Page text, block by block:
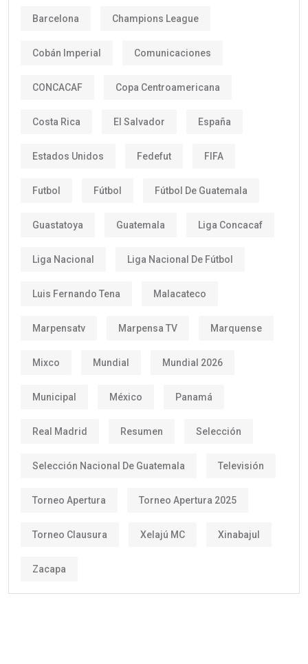
Barcelona Champions League
Cobán Imperial Comunicaciones
CONCACAF Copa Centroamericana
Costa Rica El Salvador España
Estados Unidos Fedefut FIFA
Futbol Fútbol Fútbol De Guatemala
Guastatoya Guatemala Liga Concacaf
Liga Nacional Liga Nacional De Fútbol
Luis Fernando Tena Malacateco
Marpensatv Marpensa TV Marquense
Mixco Mundial Mundial 2026
Municipal México Panamá
Real Madrid Resumen Selección
Selección Nacional De Guatemala Televisión
Torneo Apertura Torneo Apertura 2025
Torneo Clausura Xelajú MC Xinabajul
Zacapa